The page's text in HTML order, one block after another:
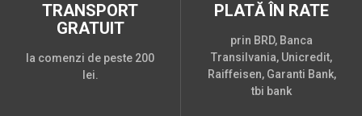
TRANSPORT
GRATUIT
la comenzi de peste 200
lei.
PLATĂ ÎN RATE
prin BRD, Banca
Transilvania, Unicredit,
Raiffeisen, Garanti Bank,
tbi bank